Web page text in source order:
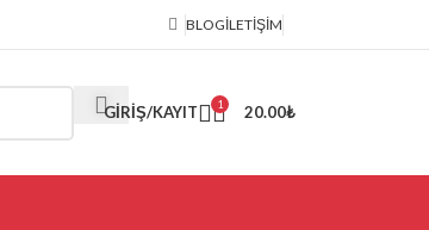
BLOGİLETIŞIM
GIRIŞ/KAYIT 1 20.00₺